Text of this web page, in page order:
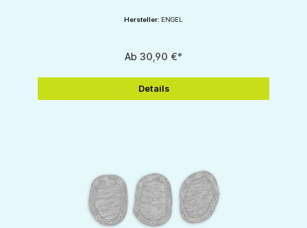
Hersteller: ENGEL
Ab 30,90 €*
Details